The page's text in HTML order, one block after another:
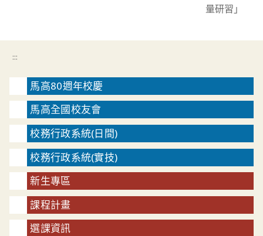
量研習」
:::
馬高80週年校慶
馬高全國校友會
校務行政系統(日間)
校務行政系統(實技)
新生專區
課程計畫
選課資訊